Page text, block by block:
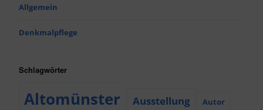
Allgemein
Denkmalpflege
Schlagwörter
Altomünster Ausstellung Autor